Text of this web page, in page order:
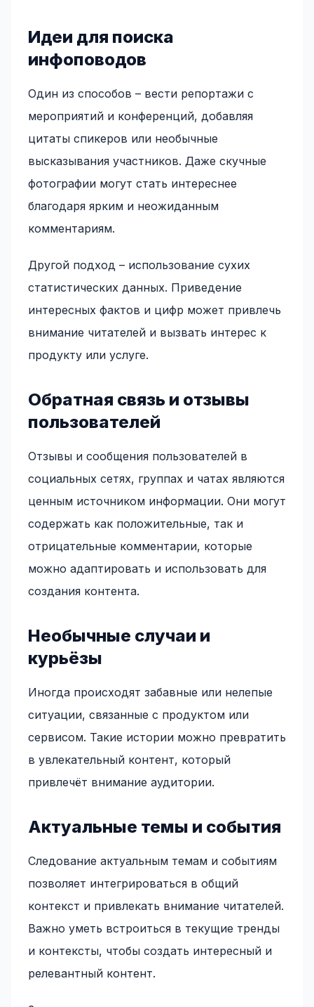
Идеи для поиска
инфоповодов
Один из способов – вести репортажи с
мероприятий и конференций, добавляя
цитаты спикеров или необычные
высказывания участников. Даже скучные
фотографии могут стать интереснее
благодаря ярким и неожиданным
комментариям.
Другой подход – использование сухих
статистических данных. Приведение
интересных фактов и цифр может привлечь
внимание читателей и вызвать интерес к
продукту или услуге.
Обратная связь и отзывы
пользователей
Отзывы и сообщения пользователей в
социальных сетях, группах и чатах являются
ценным источником информации. Они могут
содержать как положительные, так и
отрицательные комментарии, которые
можно адаптировать и использовать для
создания контента.
Необычные случаи и
курьёзы
Иногда происходят забавные или нелепые
ситуации, связанные с продуктом или
сервисом. Такие истории можно превратить
в увлекательный контент, который
привлечёт внимание аудитории.
Актуальные темы и события
Следование актуальным темам и событиям
позволяет интегрироваться в общий
контекст и привлекать внимание читателей.
Важно уметь встроиться в текущие тренды
и контексты, чтобы создать интересный и
релевантный контент.